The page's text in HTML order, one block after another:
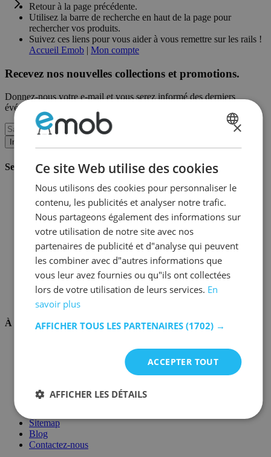
Retour à la page précédente.
Utilisez la barre de recherche en haut de la page pour
rechercher vos produits.
Suivez ces liens pour vous aider à vous remettre sur les rails !
Accueil Emob | Mon compte
Recevez nos nouvelles collections et promotions.
Donnez-nous votre e-mail et vous serez informé des derniers
événements sur une base mensuelle.
Inscription
Service client
Commander chez Emob
Modalités de paiement
Livraison et expédition
Service et garantie
Annuler ou retourner
Réclamations
Astuces de montage
Conseils d'entretien
Mot de passe oublié?
FAQ
Stockage & Fulfilment
À propos de nous
Conditions générales
Mentions légales
Sitemap
Blog
Contactez-nous
×
Ce site Web utilise des cookies
Nous utilisons des cookies pour personnaliser le
contenu, les publicités et analyser notre trafic.
Nous partageons également des informations sur
votre utilisation de notre site avec nos
partenaires de publicité et d"analyse qui peuvent
les combiner avec d"autres informations que
vous leur avez fournies ou qu"ils ont collectées
lors de votre utilisation de leurs services. En
savoir plus
AFFICHER TOUS LES PARTENAIRES (1702) →
ACCEPTER TOUT
AFFICHER LES DÉTAILS